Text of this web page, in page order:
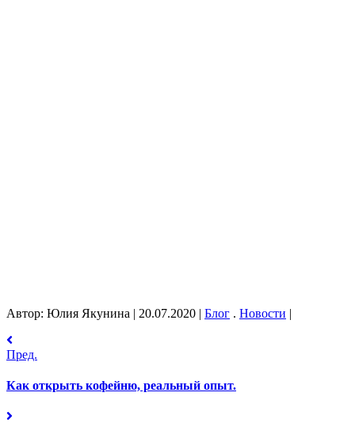
Автор: Юлия Якунина | 20.07.2020 | Блог . Новости |
Пред.
Как открыть кофейню, реальный опыт.